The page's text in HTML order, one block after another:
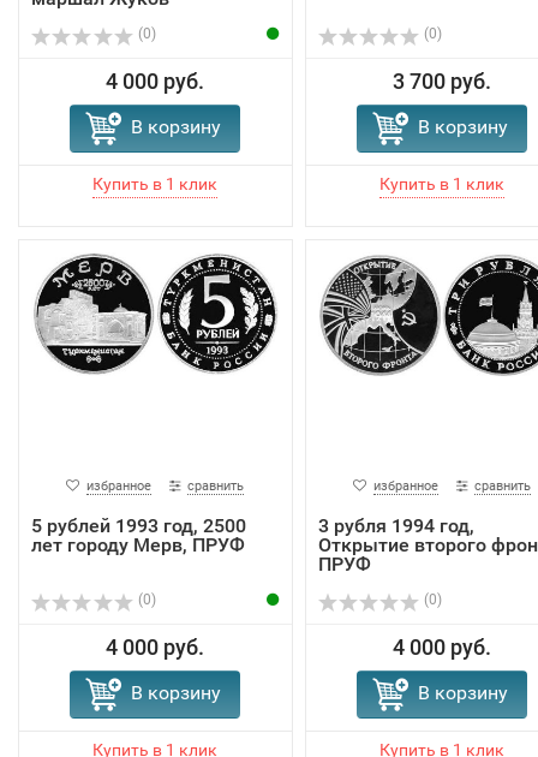
(0)
4 000 руб.
В корзину
(0)
3 700 руб.
В корзину
избранное сравнить
5 рублей 1993 год, 2500
лет городу Мерв, ПРУФ
(0)
4 000 руб.
В корзину
избранное сравнить
3 рубля 1994 год,
Открытие второго
ПРУФ
(0)
4 000 руб.
В корзину